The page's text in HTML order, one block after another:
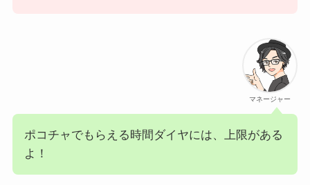
マネージャー
ポコチャでもらえる時間ダイヤには、上限がある
よ！